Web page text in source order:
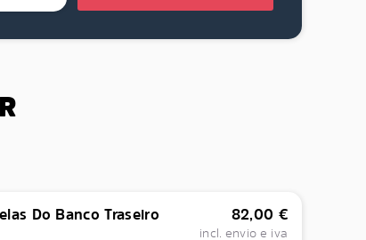
Do Banco Traseiro 82,00 €
incl. envio e iva